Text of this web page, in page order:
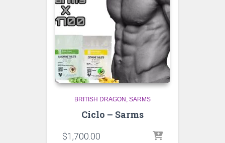
BRITISH DRAGON SARMS
Ciclo – Sarms
$1,700.00